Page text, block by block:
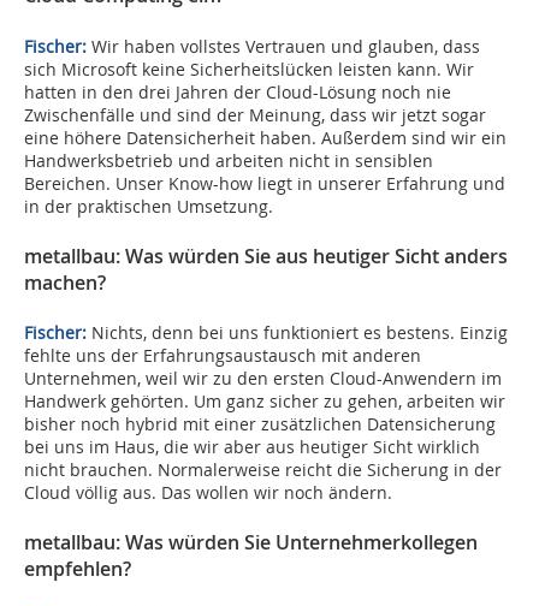
Fischer: Wir haben vollstes Vertrauen und glauben, dass
sich Microsoft keine Sicherheitslücken leisten kann. Wir
hatten in den drei Jahren der Cloud-Lösung noch nie
Zwischenfälle und sind der Meinung, dass wir jetzt sogar
eine höhere Datensicherheit haben. Außerdem sind wir ein
Handwerksbetrieb und arbeiten nicht in sensiblen
Bereichen. Unser Know-how liegt in unserer Erfahrung und
in der praktischen Umsetzung.
metallbau: Was würden Sie aus heutiger Sicht anders
machen?
Fischer: Nichts, denn bei uns funktioniert es bestens. Einzig
fehlte uns der Erfahrungsaustausch mit anderen
Unternehmen, weil wir zu den ersten Cloud-Anwendern im
Handwerk gehörten. Um ganz sicher zu gehen, arbeiten wir
bisher noch hybrid mit einer zusätzlichen Datensicherung
bei uns im Haus, die wir aber aus heutiger Sicht wirklich
nicht brauchen. Normalerweise reicht die Sicherung in der
Cloud völlig aus. Das wollen wir noch ändern.
metallbau: Was würden Sie Unternehmerkollegen
empfehlen?